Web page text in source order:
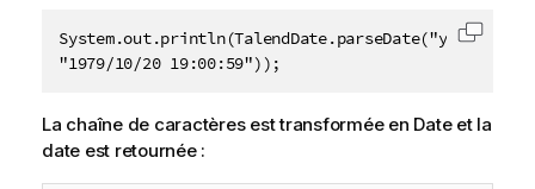
System.out.println(TalendDate.parseDate("yyyy-MM-dd
"1979/10/20 19:00:59"));
Copier
La chaîne de caractères est transformée en Date et la
date est retournée :